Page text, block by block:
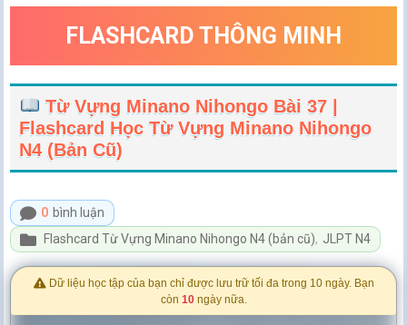
FLASHCARD THÔNG MINH
Từ Vựng Minano Nihongo Bài 37 |
Flashcard Học Từ Vựng Minano Nihongo
N4 (bản Cũ)
0 bình luận
Flashcard Từ Vựng Minano Nihongo N4 (bản cũ), JLPT N4
Dữ liệu học tập của bạn chỉ được lưu trữ tối đa trong 10 ngày. Bạn
còn 10ngày nữa.